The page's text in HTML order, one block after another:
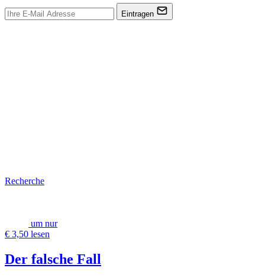
Eintragen
Recherche
um nur
€ 3,50 lesen
Der falsche Fall